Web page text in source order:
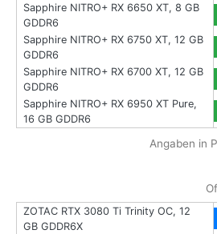
Sapphire NITRO+ RX 6650 XT, 8 GB
GDDR6
Sapphire NITRO+ RX 6750 XT, 12 GB
GDDR6
Sapphire NITRO+ RX 6700 XT, 12 GB
GDDR6
Sapphire NITRO+ RX 6950 XT Pure,
16 GB GDDR6
Angaben in
ZOTAC RTX 3080 Ti Trinity OC, 12
GB GDDR6X